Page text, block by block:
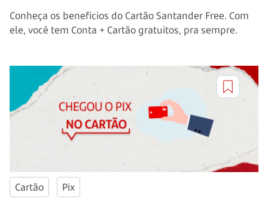
Conheça os benefícios do Cartão Santander Free. Com
ele, você tem Conta + Cartão gratuitos, pra sempre.
Cartão Pix